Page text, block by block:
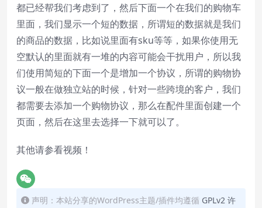
都已经帮我们考虑到了，然后下面一个在我们的购物车
里面，我们显示一个短的数据，所谓短的数据就是我们
的商品的数据，比如说里面有sku等等，如果你使用无
空默认的里面就有一堆的内容可能会干扰用户，所以我
们使用简短的下面一个是增加一个协议，所谓的购物协
议一般在做独立站的时候，针对一些跨境的客户，我们
都需要去添加一个购物协议，那么在配件里面创建一个
页面，然后在这里去选择一下就可以了。
其他请参看视频！
声明：本站分享的WordPress主题/插件均遵循 GPLv2 许